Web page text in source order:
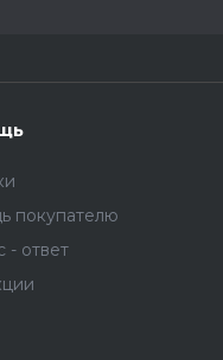
покупателю
- ответ